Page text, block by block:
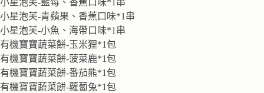
小星泡芙-藍莓、香蕉口味*1串
小星泡芙-青蘋果、香蕉口味*1串
小星泡芙-小魚、海帶口味*1串
有機寶寶蔬菜餅-玉米狸*1包
有機寶寶蔬菜餅-菠菜鹿*1包
有機寶寶蔬菜餅-番茄熊*1包
有機寶寶蔬菜餅-蘿蔔兔*1包